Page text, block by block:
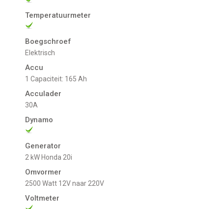
Temperatuurmeter
Boegschroef
Elektrisch
Accu
1 Capaciteit: 165 Ah
Acculader
30A
Dynamo
Generator
2 kW Honda 20i
Omvormer
2500 Watt 12V naar 220V
Voltmeter